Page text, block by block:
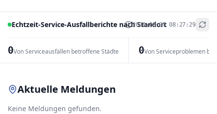
Echtzeit-Service-Ausfallberichte nach Standort
2026-08-07 08:27:29
0Von Serviceausfällen betroffene Städte 0Von Serviceproblemen
+
Aktuelle Meldungen
Keine Meldungen gefunden.